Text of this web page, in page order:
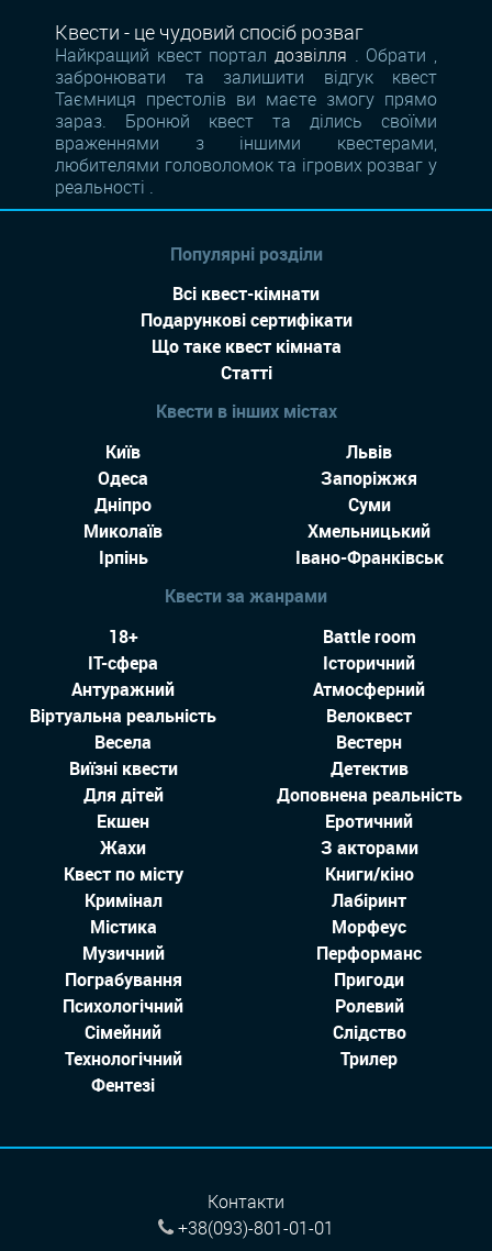
Квести - це чудовий спосіб розваг
Найкращий квест портал дозвілля . Обрати ,
забронювати та залишити відгук квест
Таємниця престолів ви маєте змогу прямо
зараз. Бронюй квест та ділись своїми
враженнями з іншими квестерами,
любителями головоломок та ігрових розваг у
реальності .
Популярні розділи
Всі квест-кімнати
Подарункові сертифікати
Що таке квест кімната
Статті
Квести в інших містах
Київ
Львів
Одеса
Запоріжжя
Дніпро
Суми
Миколаїв
Хмельницький
Ірпінь
Івано-Франківськ
Квести за жанрами
18+
Battle room
IT-сфера
Історичний
Антуражний
Атмосферний
Віртуальна реальність
Велоквест
Весела
Вестерн
Виїзні квести
Детектив
Для дітей
Доповнена реальність
Екшен
Еротичний
Жахи
З акторами
Квест по місту
Книги/кіно
Кримінал
Лабіринт
Містика
Морфеус
Музичний
Перформанс
Пограбування
Пригоди
Психологічний
Ролевий
Сімейний
Слідство
Технологiчний
Трилер
Фентезі
Контакти
+38(093)-801-01-01